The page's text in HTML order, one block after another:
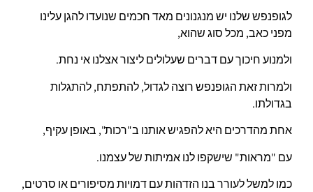
לגופנפש שלנו יש מנגנונים מאד חכמים שנועדו להגן עלינו
מפני כאב, מכל סוג שהוא,
ולמנוע חיכוך עם דברים שעלולים ליצור אצלנו אי נחת.
ולמרות זאת הגופנפש רוצה לגדול, להתפתח, להתגלות
בגדולתו.
אחת מהדרכים היא להפגיש אותנו ב"רכות", באופן עקיף,
עם "מראות" שישקפו לנו אמיתות של עצמנו.
כמו למשל לעורר בנו הזדהות עם דמויות מסיפורים או סרטים,